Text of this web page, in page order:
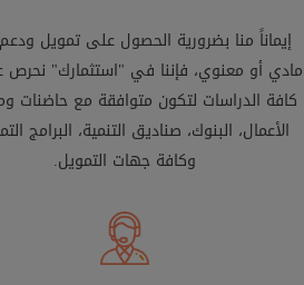
إيماناً منا بضرورية الحصول على تمويل
مادي أو معنوي، فإننا في "استثمارك" نحرص
كافة الدراسات لتكون متوافقة مع حاضنات
الأعمال، البنوك، صناديق التنمية، البرامج
وكافة جهات التمويل.